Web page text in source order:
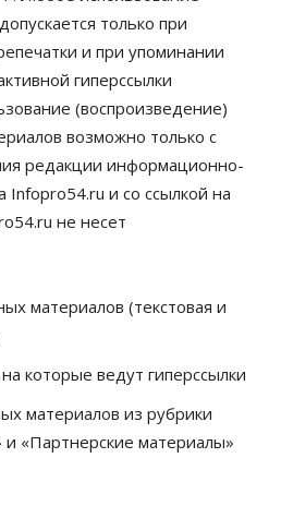
настойчиво
высокобалльников
области из-за засухи
к визиту Владимира
Общество
назвал главные причины
Мошковского района
только при
и при упоминании
гиперссылки
(воспроизведение)
возможно только с
редакции информационно-
Infopro54.ru и со ссылкой на
не несет
материалов (текстовая и
которые ведут гиперссылки
материалов из рубрики
и «Партнерские материалы»